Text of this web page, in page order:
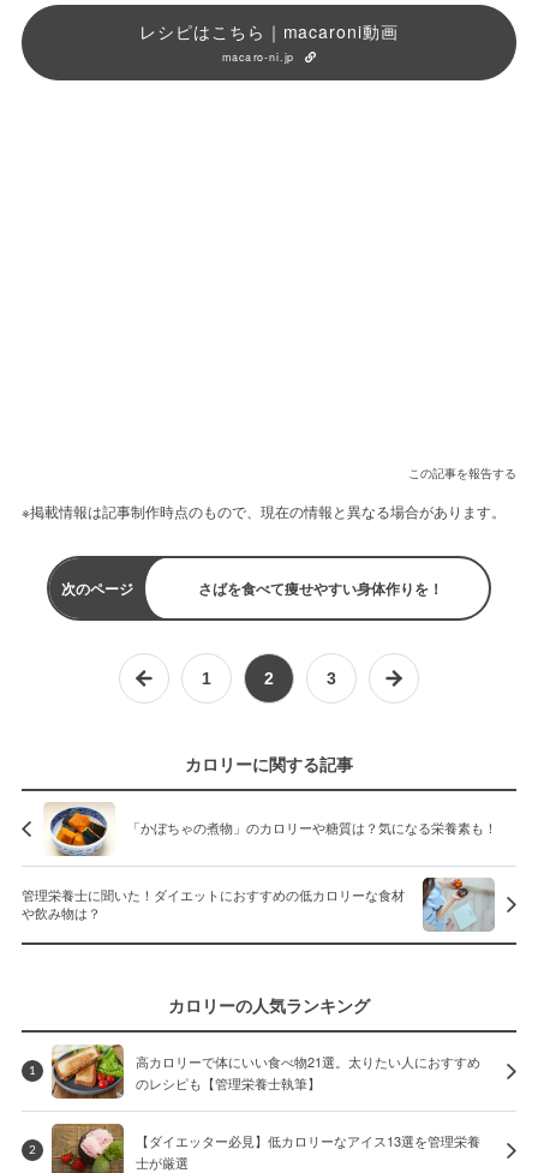
レシピはこちら｜macaroni動画
macaro-ni.jp
この記事を報告する
※掲載情報は記事制作時点のもので、現在の情報と異なる場合があります。
次のページ さばを食べて痩せやすい身体作りを！
1 2 3
カロリーに関する記事
「かぼちゃの煮物」のカロリーや糖質は？気になる栄養素も！
管理栄養士に聞いた！ダイエットにおすすめの低カロリーな食材
や飲み物は？
カロリーの人気ランキング
1
高カロリーで体にいい食べ物21選。太りたい人におすすめ
のレシピも【管理栄養士執筆】
2
【ダイエッター必見】低カロリーなアイス13選を管理栄養
士が厳選